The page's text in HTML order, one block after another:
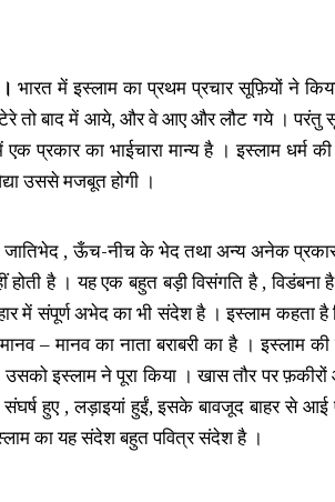
।भारत में इस्लाम का प्रथम प्रचार सूफ़ियों ने
लुटेरे तो बाद में आये, और वे आए और लौट गये । परंतु
प्रकार का भाईचारा मान्य है । इस्लाम धर्म
उससे मजबूत होगी ।
जातिभेद , ऊँच-नीच के भेद तथा अन्य अनेक
है । यह एक बहुत बड़ी विसंगति है , विडंबना
में संपूर्ण अभेद का भी संदेश है । इस्लाम कहता है
– मानव का नाता बराबरी का है । इस्लाम
इस्लाम ने पूरा किया । खास तौर पर
हुए , लड़ाइयां हुईं, इसके बावजूद बाहर से
का यह संदेश बहुत पवित्र संदेश है ।